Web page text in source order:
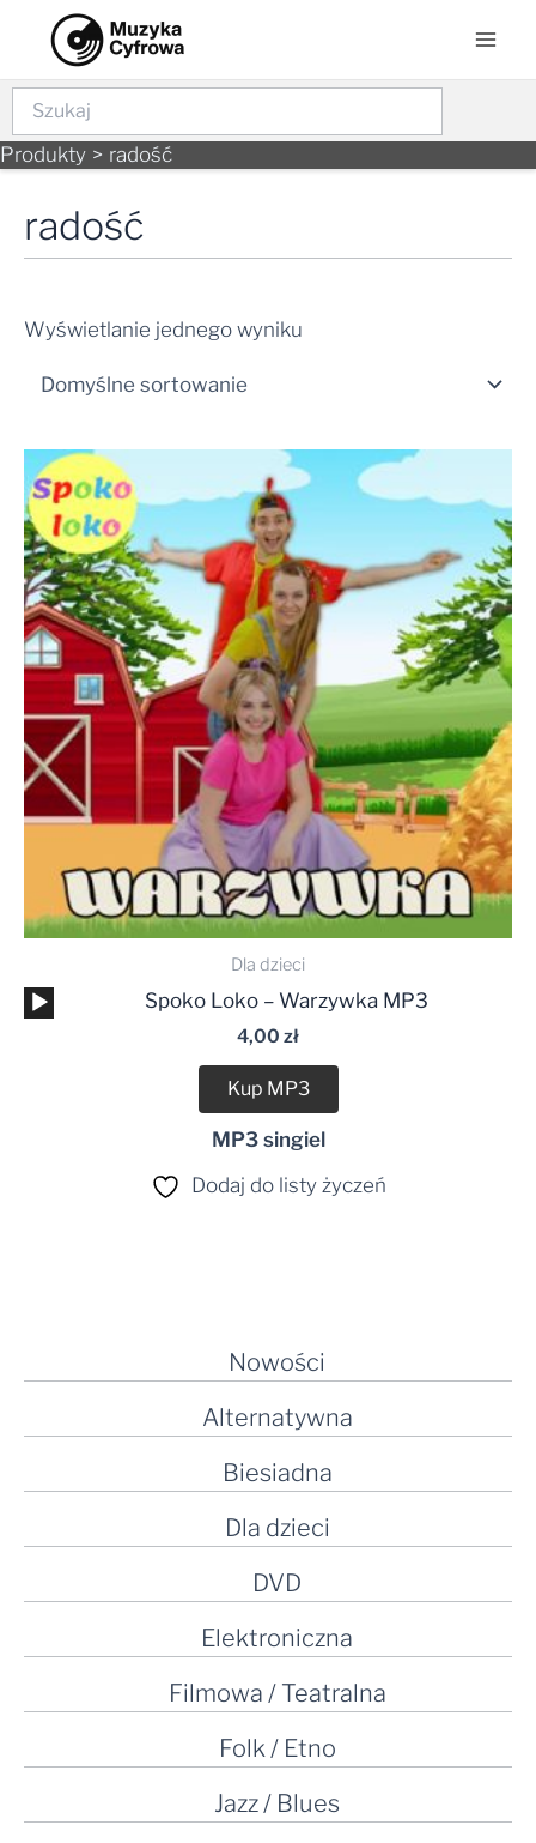
content
Szukaj
Produkty radość
Nowości
Alternatywna
Biesiadna
Dla dzieci
DVD
Elektroniczna
Filmowa / Teatralna
Folk / Etno
Jazz / Blues
radość
Wyświetlanie jednego wyniku
Dla dzieci
Odtwarzacz
plików
Spoko Loko – Warzywka MP3
4,00 zł
Kup MP3
MP3 singiel
Dodaj do listy życzeń